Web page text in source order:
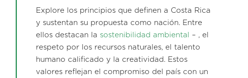
Explore los principios que definen a Costa Rica
y sustentan su propuesta como nación. Entre
ellos destacan la sostenibilidad ambiental
– , el
respeto por los recursos naturales, el talento
humano calificado y la creatividad. Estos
valores reflejan el compromiso del país con un